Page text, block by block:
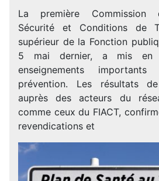
La première Commission
Sécurité et Conditions de
supérieur de la Fonction
5 mai dernier, a mis en
enseignements
prévention. Les résultats de
auprès des acteurs du
comme ceux du FIACT,
revendications et